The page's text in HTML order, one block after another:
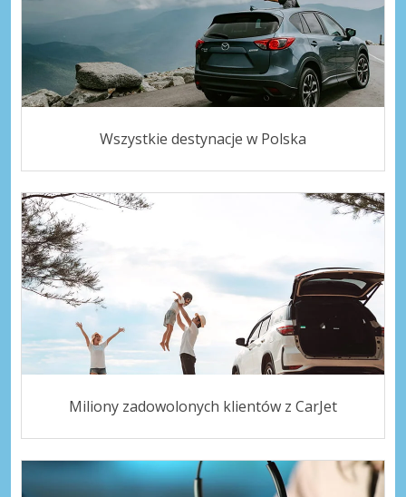
Wszystkie destynacje w Polska
Miliony zadowolonych klientów z CarJet